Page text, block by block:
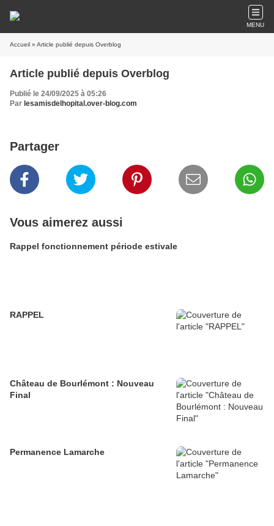
MENU
Accueil » Article publié depuis Overblog
Article publié depuis Overblog
Publié le 24/09/2025 à 05:26
Par lesamisdelhopital.over-blog.com
Partager
Vous aimerez aussi
Rappel fonctionnement période estivale
RAPPEL
Château de Bourlémont : Nouveau
Final
Permanence Lamarche